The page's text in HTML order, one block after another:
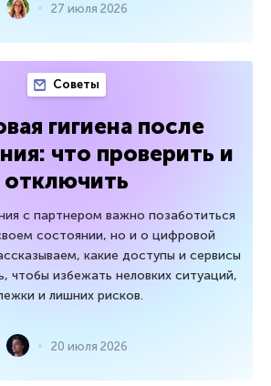
27 июля 2026
Советы
гигиена после
что проверить и
отключить
с партнером важно позаботиться
состоянии, но и о цифровой
какие доступы и сервисы
чтобы избежать неловких ситуаций,
и лишних рисков.
20 июля 2026